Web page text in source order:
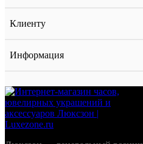
Клиенту
Информация